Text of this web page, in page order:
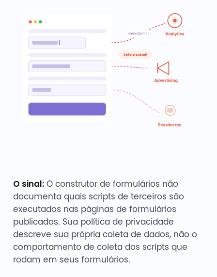
O sinal:O construtor de formulários não
documenta quais scripts de terceiros são
executados nas páginas de formulários
publicados. Sua política de privacidade
descreve sua própria coleta de dados, não o
comportamento de coleta dos scripts que
rodam em seus formulários.